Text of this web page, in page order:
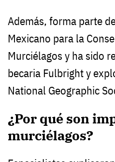
Además, forma parte
Mexicano para la
Murciélagos y ha sido
becaria Fulbright y
National Geographic
¿Por qué son
murciélagos?